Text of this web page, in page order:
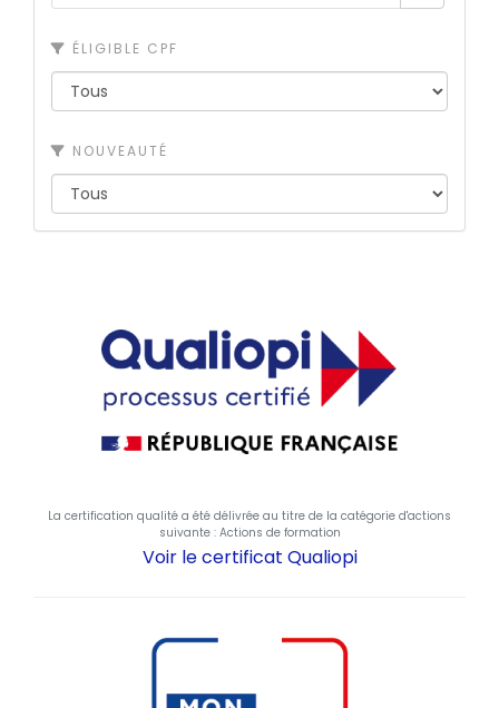
ÉLIGIBLE CPF
NOUVEAUTÉ
La certification qualité a été délivrée au titre de la catégorie d'actions
suivante : Actions de formation
Voir le certificat Qualiopi